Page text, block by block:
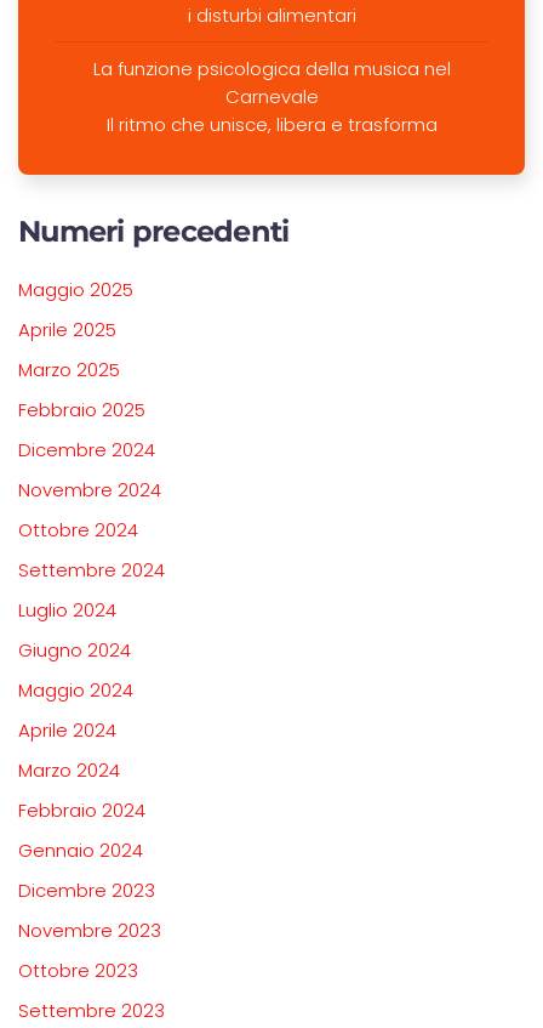
i disturbi alimentari
La funzione psicologica della musica nel
Carnevale
Il ritmo che unisce, libera e trasforma
Numeri precedenti
Maggio 2025
Aprile 2025
Marzo 2025
Febbraio 2025
Dicembre 2024
Novembre 2024
Ottobre 2024
Settembre 2024
Luglio 2024
Giugno 2024
Maggio 2024
Aprile 2024
Marzo 2024
Febbraio 2024
Gennaio 2024
Dicembre 2023
Novembre 2023
Ottobre 2023
Settembre 2023